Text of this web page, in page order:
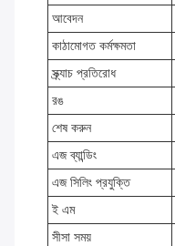
আবেদন
কাঠামোগত কর্মক্ষমতা
স্ক্র্যাচ প্রতিরোধ
রঙ
শেষ করুন
এজ ব্যান্ডিং
এজ সিলিং প্রযুক্তি
ই এম
সীসা সময়